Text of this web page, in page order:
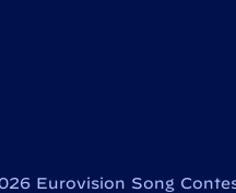
Eurovision Song